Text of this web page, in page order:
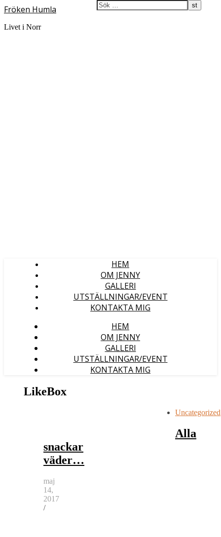
Fröken Humla
Livet i Norr
HEM
OM JENNY
GALLERI
UTSTÄLLNINGAR/EVENT
KONTAKTA MIG
HEM
OM JENNY
GALLERI
UTSTÄLLNINGAR/EVENT
KONTAKTA MIG
LikeBox
Uncategorized
Alla
snackar
väder…
maj
14,
2017
/